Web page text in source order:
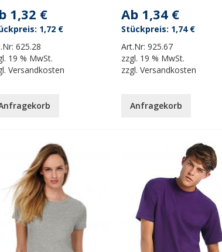
1,32 €
625.28
19 % MwSt.
Versandkosten
1,72 €
Ab 1,34 €
Art.Nr:925.67
zzgl. 19 % MwSt.
zzgl.Versandkosten
1,74 €
Anfragekorb